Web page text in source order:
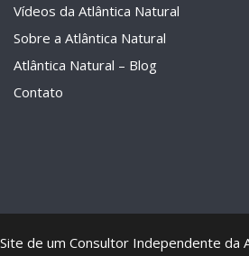
Vídeos da Atlântica Natural
Sobre a Atlântica Natural
Atlântica Natural – Blog
Contato
Site de um Consultor Independente da